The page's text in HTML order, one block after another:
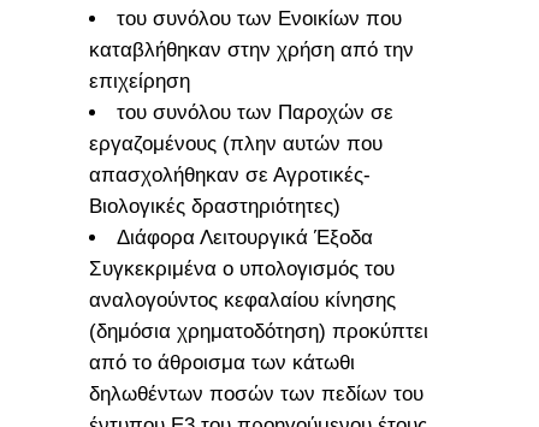
του συνόλου των Ενοικίων που
καταβλήθηκαν στην χρήση από την
επιχείρηση
του συνόλου των Παροχών σε
εργαζομένους (πλην αυτών που
απασχολήθηκαν σε Αγροτικές-
Βιολογικές δραστηριότητες)
Διάφορα Λειτουργικά Έξοδα
Συγκεκριμένα ο υπολογισμός του
αναλογούντος κεφαλαίου κίνησης
(δημόσια χρηματοδότηση) προκύπτει
από το άθροισμα των κάτωθι
δηλωθέντων ποσών των πεδίων του